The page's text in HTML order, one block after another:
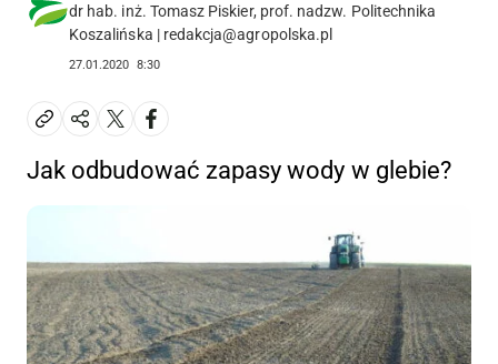
dr hab. inż. Tomasz Piskier, prof. nadzw. Politechnika
Koszalińska | redakcja@agropolska.pl
27.01.2020 8:30
Jak odbudować zapasy wody w glebie?